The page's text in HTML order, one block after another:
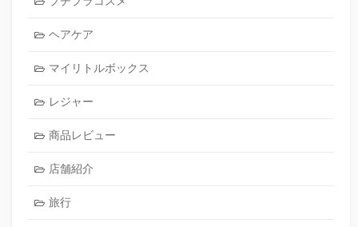
ヘアケア
マイリトルボックス
レジャー
商品レビュー
店舗紹介
旅行